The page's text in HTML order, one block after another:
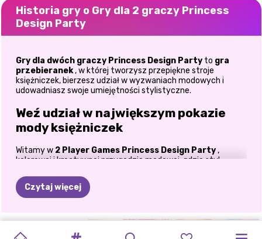
Historia gry o Gry dla 2 graczy Princess
Design Party
Gry dla dwóch graczy Princess Design Partyto gra
przebieranek, w której tworzysz przepiękne stroje
księżniczek, bierzesz udział w wyzwaniach modowych i
udowadniasz swoje umiejętności stylistyczne.
Weź udział w największym pokazie
mody księżniczek
Witamy w 2 Player Games Princess Design Party,
kolorowej i kreatywnej przygodzie modowej, gdzie styl
przebieranki
, modowe wyzwania i kreatywne
projektowanie strojów, ta gra oferuje wszystko, czego
potrzebujesz, aby spędzić godziny modowej zabawy. Wkrocz
błyszczących dodatków i ekscytujących pojedynków na styl.
Niezależnie od tego, czy wolisz grać w pojedynkę, czy rzucić
Czytaj więcej
UBIERZ
MIĘDZYNARODOWY
GIMNAZJALNY